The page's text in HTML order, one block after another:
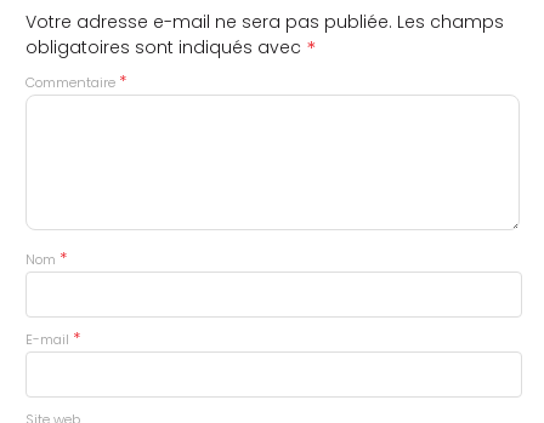
Votre adresse e-mail ne sera pas publiée. Les champs
obligatoires sont indiqués avec *
Commentaire *
Nom *
E-mail *